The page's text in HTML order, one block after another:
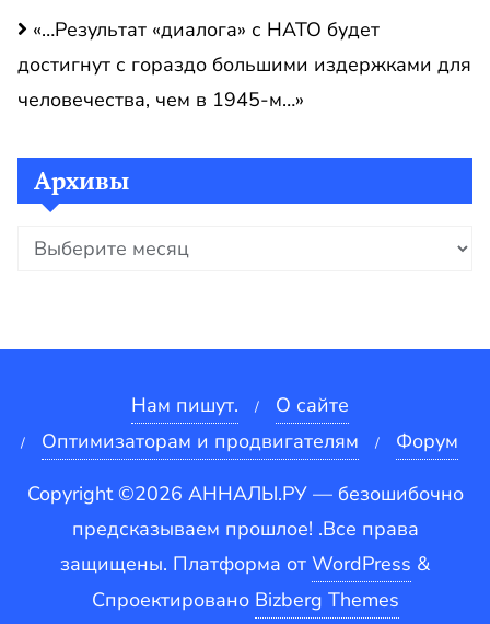
«…Результат «диалога» с НАТО будет
достигнут с гораздо большими издержками для
человечества, чем в 1945-м…»
Архивы
Архивы
Нам пишут.
О сайте
Оптимизаторам и продвигателям
Форум
Copyright ©2026 АННАЛЫ.РУ — безошибочно
предсказываем прошлое! .Все права
защищены. Платформа от WordPress &
Спроектировано Bizberg Themes